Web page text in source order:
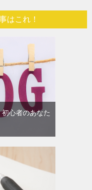
はこれ！
初心者のあなた